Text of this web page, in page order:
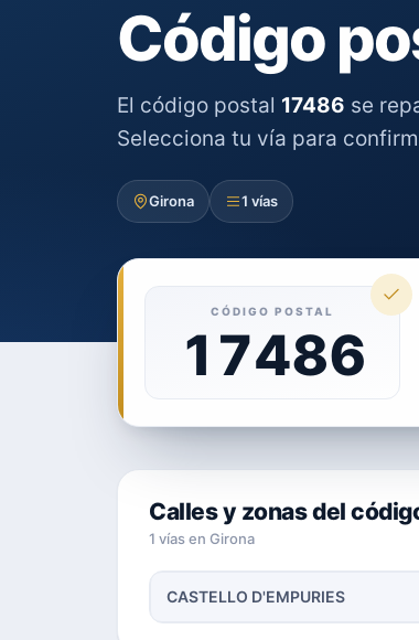
Código
El código postal 17486 se
Selecciona tu vía para
Girona 1 vías
CÓDIGO POSTAL
17486
Calles y zonas del
1 vías en Girona
CASTELLO D'EMPURIES